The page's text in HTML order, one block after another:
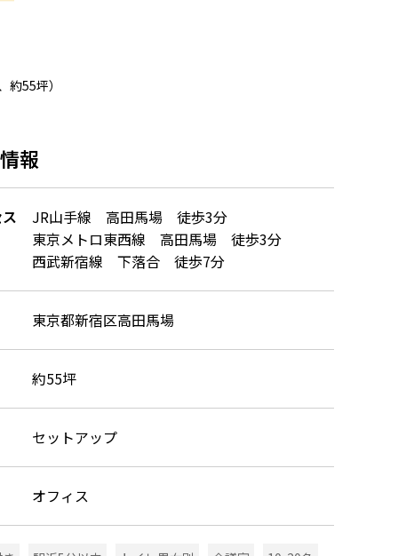
55坪）
報
JR山手線 高田馬場 徒歩3分
東京メトロ東西線 高田馬場 徒歩3分
西武新宿線 下落合 徒歩7分
東京都新宿区高田馬場
約55坪
セットアップ
オフィス